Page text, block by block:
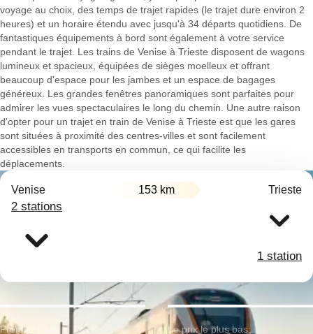
voyage au choix, des temps de trajet rapides (le trajet dure environ 2
heures) et un horaire étendu avec jusqu'à 34 départs quotidiens. De
fantastiques équipements à bord sont également à votre service
pendant le trajet. Les trains de Venise à Trieste disposent de wagons
lumineux et spacieux, équipées de sièges moelleux et offrant
beaucoup d'espace pour les jambes et un espace de bagages
généreux. Les grandes fenêtres panoramiques sont parfaites pour
admirer les vues spectaculaires le long du chemin. Une autre raison
d'opter pour un trajet en train de Venise à Trieste est que les gares
sont situées à proximité des centres-villes et sont facilement
accessibles en transports en commun, ce qui facilite les
déplacements.
Venise 153 km Trieste
2 stations
1 station
Premier train: Le prix le plus bas: